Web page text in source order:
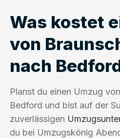
Was kostet
von
nach
Planst du einen Umzug
Bedford und bist auf der
zuverlässigen
du bei Umzugskönig